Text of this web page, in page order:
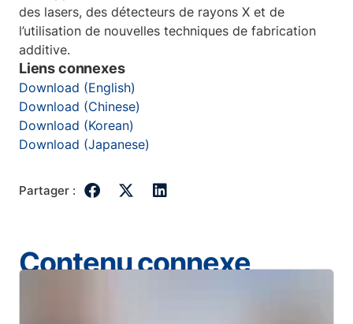
des lasers, des détecteurs de rayons X et de
l’utilisation de nouvelles techniques de fabrication
additive.
Liens connexes
Download (English)
Download (Chinese)
Download (Korean)
Download (Japanese)
Partager :
Contenu connexe